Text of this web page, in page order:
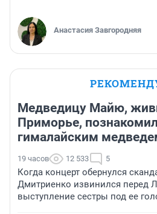
Анастасия Завгородняя
Медведицу Майю,
Приморье,
гималайским
19 часов 12 533 5
Когда концерт обернулся
Дмитриенко извинился перед
выступление сестры под ее